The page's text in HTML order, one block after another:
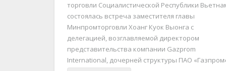
торговли Социалистической Республики
состоялась встреча заместителя главы
Минпромторговли Хоанг Куок Выонга с
делегацией, возглавляемой директором
представительства компании Gazprom
International, дочерней структуры ПАО